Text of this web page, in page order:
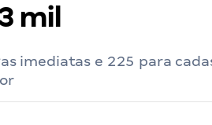
mil
imediatas e 225 para